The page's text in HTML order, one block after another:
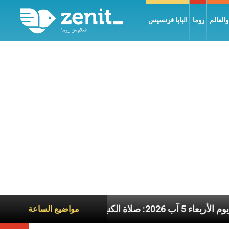
البابا فرنسيس روما
مواضيع الساعة عناوين نشرة يوم الأربعاء 5 آب 2026: صلاة الكنيسة